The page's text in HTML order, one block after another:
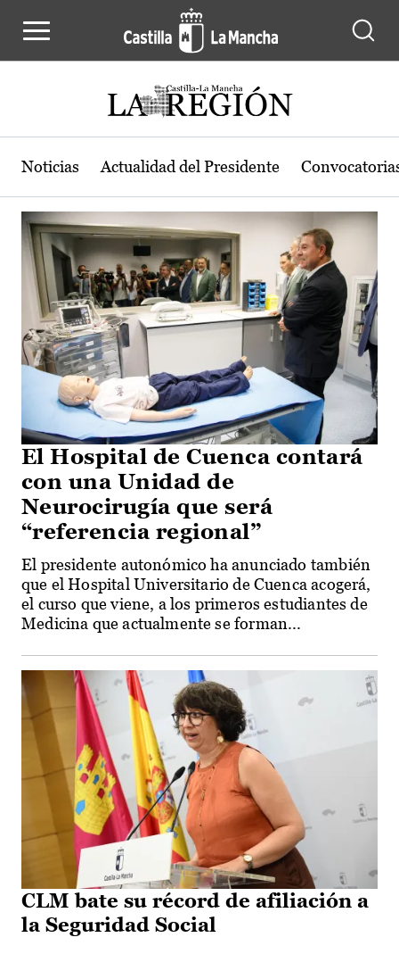
Actualidad de la región de Castilla-
Noticias Actualidad del Presidente
El Hospital de Cuenca contará
con una Unidad de
Neurocirugía que será
“referencia regional”
El presidente autonómico ha anunciado también
que el Hospital Universitario de Cuenca acogerá,
el curso que viene, a los primeros estudiantes de
Medicina que actualmente se forman...
CLM bate su récord de afiliación a
la Seguridad Social